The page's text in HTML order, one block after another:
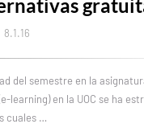
8.1.16
del semestre en la
learning) en la UOC se ha
cuales …